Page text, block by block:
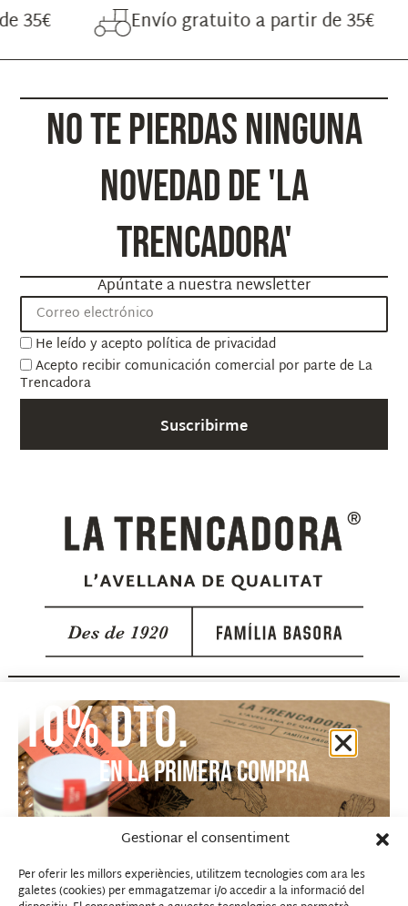
Gestionar el consentiment
Per oferir les millors experiències, utilitzem tecnologies com ara les
galetes (cookies) per emmagatzemar i/o accedir a la informació del
Envío gratuito a partir de 35€
NO TE PIERDAS NINGUNA
NOVEDAD DE 'LA
TRENCADORA'
Apúntate a nuestra newsletter
He leído y acepto política de privacidad
Acepto recibir comunicación comercial por parte de La
Trencadora
Suscribirme
BASORA COMERCIAL 2, SL
c/ Avda Montserrat nº 9
43142 El Rourell (Tarragona)
Teléfono: 977 84 10 38
Mail: info@latrencadora.com
10% dto.
EN LA PRIMERA COMPRA